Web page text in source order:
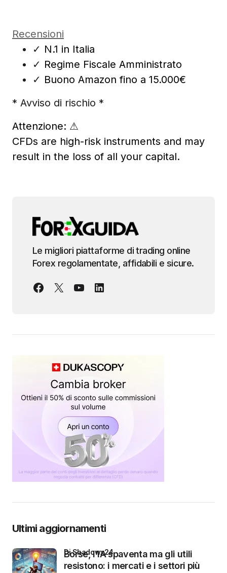
Recensioni
✓ N.1 in Italia
✓ Regime Fiscale Amministrato
✓ Buono Amazon fino a 15.000€
* Avviso di rischio *
Attenzione: ⚠
CFDs are high-risk instruments and may
result in the loss of all your capital.
Le migliori piattaforme di trading online
Forex regolamentate, affidabili e sicure.
Ultimi aggiornamenti
Borse, l’IA spaventa ma gli utili
resistono: i mercati e i settori più
di Shadowx24